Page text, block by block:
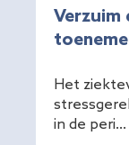
Het
in de peri...